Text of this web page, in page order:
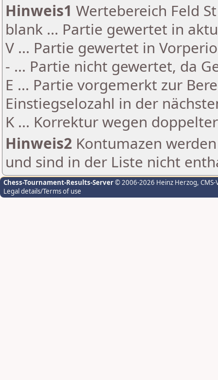
Hinweis1 Wertebereich Feld
blank ... Partie gewertet in
V ... Partie gewertet in
- ... Partie nicht gewertet, da
E ... Partie vorgemerkt zur
Einstiegselozahl in der
K ... Korrektur wegen
Hinweis2 Kontumazen
und sind in der Liste nicht
Chess-Tournament-Results-Server© 2006-2026 Heinz Herzog,
Legal details/Terms of use